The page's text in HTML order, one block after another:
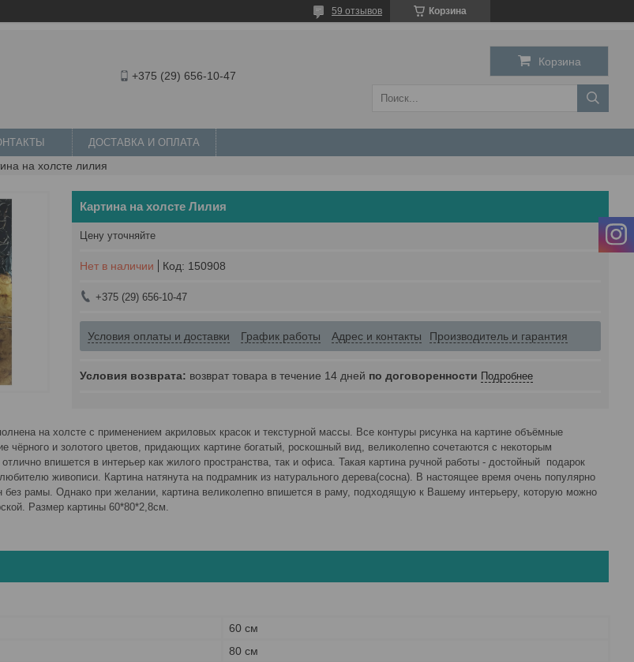
Корзина
59 отзывов
+375 (29) 656-10-47
Корзина
ДОСТАВКА И ОПЛАТА
на холсте лилия
Картина на холсте Лилия
Цену уточняйте
Нет в наличии Код: 150908
+375 (29) 656-10-47
Условия оплаты и доставки График работы Адрес и контакты Производитель и гарантия
возврат товара в течение 14 дней по договоренности Подробнее
на холсте с применением акриловых красок и текстурной массы. Все контуры рисунка на картине объёмные
чёрного и золотого цветов, придающих картине богатый, роскошный вид, великолепно сочетаются с некоторым
впишется в интерьер как жилого пространства, так и офиса. Такая картина ручной работы - достойный подарок
живописи. Картина натянута на подрамник из натурального дерева(сосна). В настоящее время очень популярно
без рамы. Однако при желании, картина великолепно впишется в раму, подходящую к Вашему интерьеру, которую можно
Размер картины 60*80*2,8см.
60 см
80 см